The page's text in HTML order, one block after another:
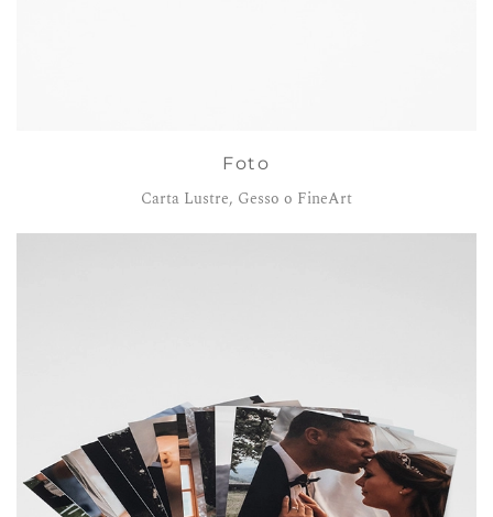
Foto
Carta Lustre, Gesso o FineArt